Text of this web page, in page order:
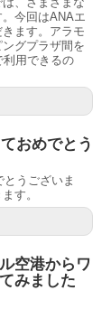
今回はANAエ
ます。アラモ
グプラザ間を
用できるの
おめでとう
とうございま
す。
空港からワ
みました